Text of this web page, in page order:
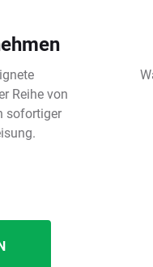
Reihe von
sofortiger